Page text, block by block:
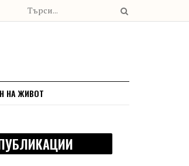
НА ЖИВОТ